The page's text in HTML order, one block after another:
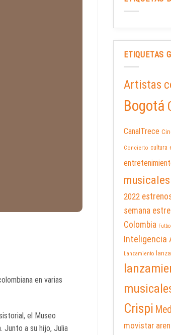
en varias
el Museo
Junto a su hijo, Julia
ETIQUETAS
Artistas
Bogotá
CanalTrece
Concierto cultura
musicales
2022
semana
Colombia Futbol
Inteligencia
Lanzamiento
Crispi
movistar